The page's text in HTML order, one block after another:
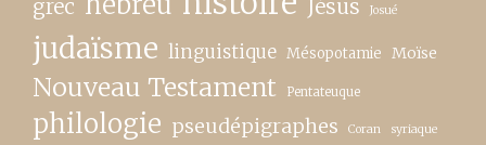
grec Jésus Josué
judaïsme linguistique Mésopotamie Moïse
Nouveau Testament Pentateuque
philologie pseudépigraphes Coran syriaque